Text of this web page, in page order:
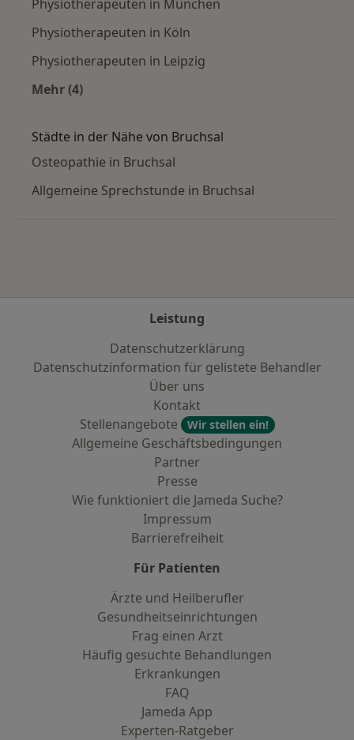
Physiotherapeuten in München
Physiotherapeuten in Köln
Physiotherapeuten in Leipzig
Mehr (4)
Städte in der Nähe von Bruchsal
Osteopathie in Bruchsal
Allgemeine Sprechstunde in Bruchsal
Leistung
Datenschutzerklärung
Datenschutzinformation für gelistete Behandler
Über uns
Kontakt
Stellenangebote
Wir stellen ein!
Allgemeine Geschäftsbedingungen
Partner
Presse
Wie funktioniert die Jameda Suche?
Impressum
Barrierefreiheit
Für Patienten
Ärzte und Heilberufler
Gesundheitseinrichtungen
Frag einen Arzt
Häufig gesuchte Behandlungen
Erkrankungen
FAQ
Jameda App
Experten-Ratgeber